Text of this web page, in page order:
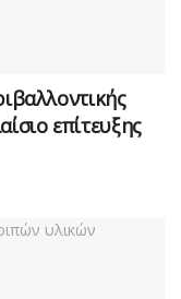
επίτευξης